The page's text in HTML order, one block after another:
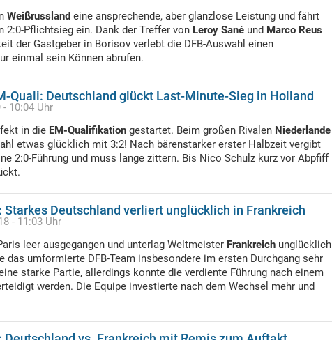
Weißrussland eine ansprechende, aber glanzlose Leistung und fährt
2:0-Pflichtsieg ein. Dank der Treffer von Leroy Sané und Marco Reus
der Gastgeber in Borisov verlebt die DFB-Auswahl einen
einmal sein Können abrufen.
Quali: Deutschland glückt Last-Minute-Sieg in Holland
10:04 Uhr
in die EM-Qualifikation gestartet. Beim großen Rivalen Niederlande
etwas glücklich mit 3:2! Nach bärenstarker erster Halbzeit vergibt
2:0-Führung und muss lange zittern. Bis Nico Schulz kurz vor Abpfiff
Starkes Deutschland verliert unglücklich in Frankreich
- 11:03 Uhr
leer ausgegangen und unterlag Weltmeister Frankreich unglücklich
das umformierte DFB-Team insbesondere im ersten Durchgang sehr
starke Partie, allerdings konnte die verdiente Führung nach einem
werden. Die Equipe investierte nach dem Wechsel mehr und